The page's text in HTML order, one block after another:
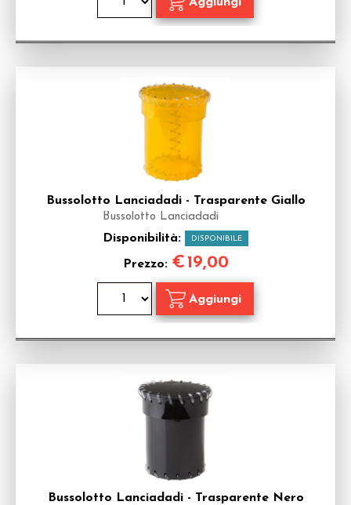
Bussolotto Lanciadadi - Trasparente Giallo
Bussolotto Lanciadadi
Disponibilità: DISPONIBILE
Prezzo: €19,00
Bussolotto Lanciadadi - Trasparente Nero